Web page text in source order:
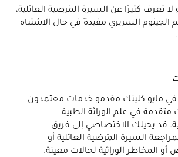
لا تعرف كثيرًا عن السيرة المَرضية العائلية،
السريري مفيدةً في حال الاشتباه
في مايو كلينك مقدمو خدمات معتمدون
متقدمة في علم الوراثة الطبية
قد يحيلك الاختصاصي إلى فريق
السيرة المَرضية العائلية أو
المخاطر الوراثية لحالات معينة.